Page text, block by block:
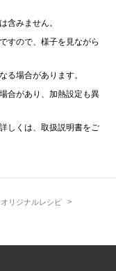
リジナルレシピ
含みません。
すので、様子を見ながら
る場合があります。
合があり、加熱設定も異
しくは、取扱説明書をご